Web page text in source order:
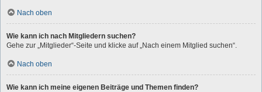
Nach oben
Wie kann ich nach Mitgliedern suchen?
Gehe zur „Mitglieder“-Seite und klicke auf „Nach einem Mitglied suchen“.
Nach oben
Wie kann ich meine eigenen Beiträge und Themen finden?